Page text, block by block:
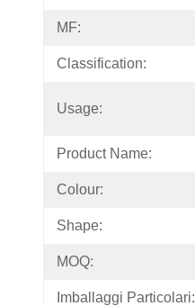
MF:
Classification:
Usage:
Product Name:
Colour:
Shape:
MOQ:
Imballaggi Particolari: